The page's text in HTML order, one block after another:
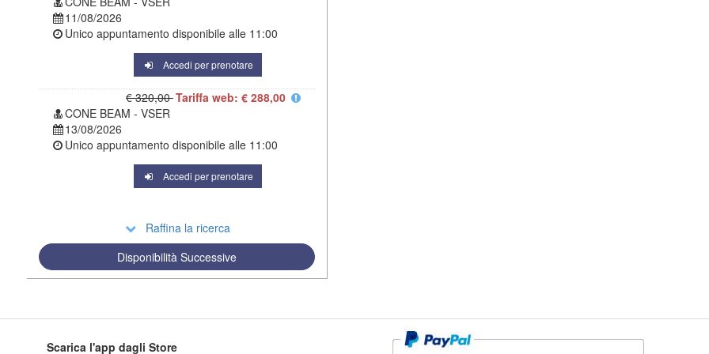
11/08/2026
Unico appuntamento disponibile alle 11:00
Accedi per prenotare
€ 320,00Tariffa web: € 288,00
CONE BEAM - VSER
13/08/2026
Unico appuntamento disponibile alle 11:00
Accedi per prenotare
Raffina la ricerca
Disponibilità Successive
Scarica l'app dagli Store